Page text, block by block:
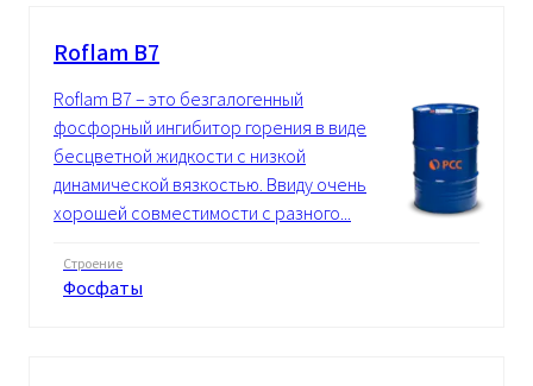
Roflam B7
Roflam B7 – это безгалогенный
фосфорный ингибитор горения в виде
бесцветной жидкости с низкой
динамической вязкостью. Ввиду очень
хорошей совместимости с разного...
Строение
Фосфаты